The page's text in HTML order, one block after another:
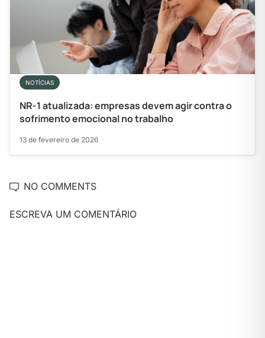
NOTÍCIAS
NR-1 atualizada: empresas devem agir contra o
sofrimento emocional no trabalho
13 de fevereiro de 2026
NO COMMENTS
ESCREVA UM COMENTÁRIO